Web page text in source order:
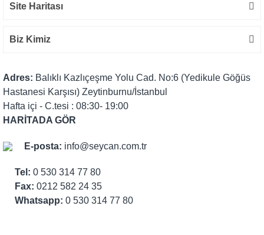
Site Haritası
Biz Kimiz
Adres: Balıklı Kazlıçeşme Yolu Cad. No:6 (Yedikule Göğüs
Hastanesi Karşısı) Zeytinburnu/İstanbul
Hafta içi - C.tesi : 08:30- 19:00
HARİTADA GÖR
E-posta: info@seycan.com.tr
Tel: 0 530 314 77 80
Fax: 0212 582 24 35
Whatsapp: 0 530 314 77 80